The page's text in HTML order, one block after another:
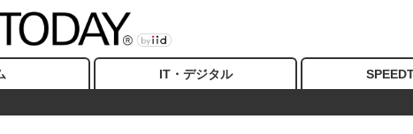
IT・デジタル